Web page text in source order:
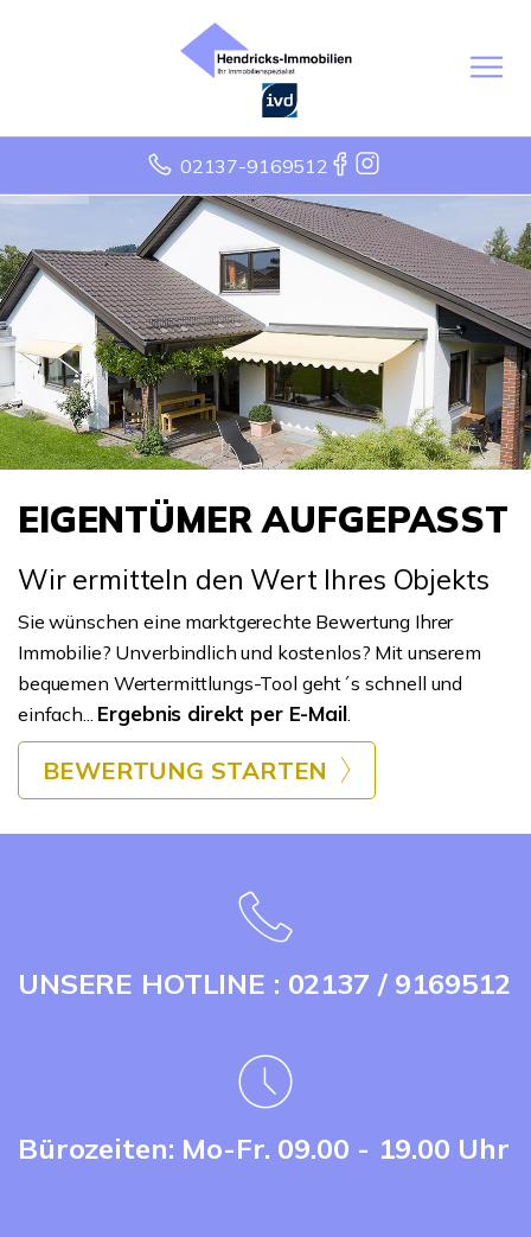
02137-9169512
EIGENTÜMER AUFGEPASST
Wir ermitteln den Wert Ihres Objekts
Sie wünschen eine marktgerechte Bewertung Ihrer
Immobilie? Unverbindlich und kostenlos? Mit unserem
bequemen Wertermittlungs-Tool geht´s schnell und
einfach... Ergebnis direkt per E-Mail.
BEWERTUNG STARTEN
UNSERE HOTLINE : 02137 / 9169512
Bürozeiten: Mo-Fr. 09.00 - 19.00 Uhr